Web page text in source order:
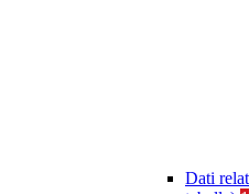
Dati